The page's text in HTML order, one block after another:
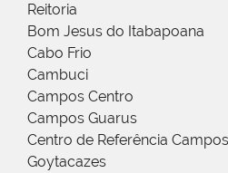
Reitoria
Bom Jesus do Itabapoana
Cabo Frio
Cambuci
Campos Centro
Campos Guarus
Centro de Referência
Goytacazes